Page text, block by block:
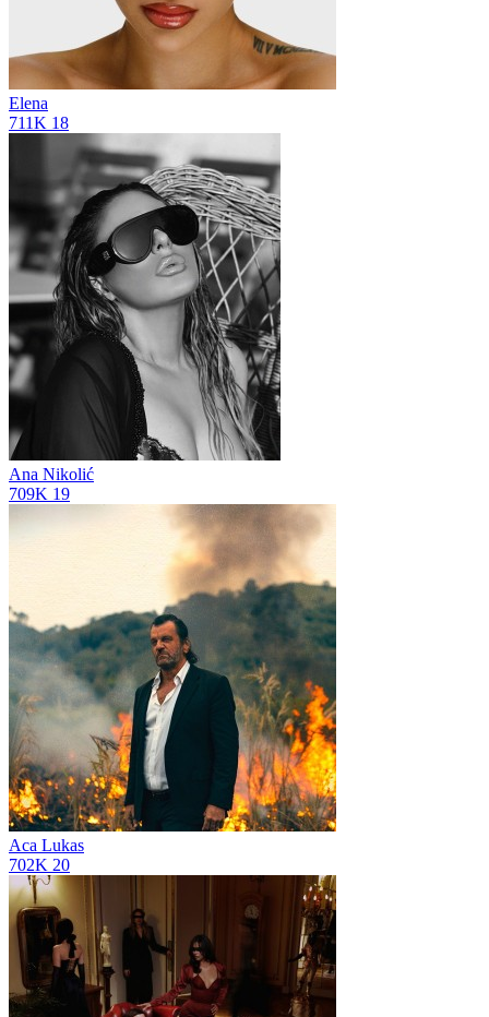
Elena
711K 18
Ana Nikolić
709K 19
Aca Lukas
702K 20